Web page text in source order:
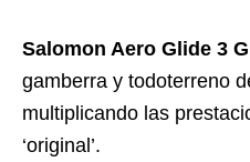
Salomon Aero Glide 3
gamberra y todoterreno
multiplicando las
‘original’.